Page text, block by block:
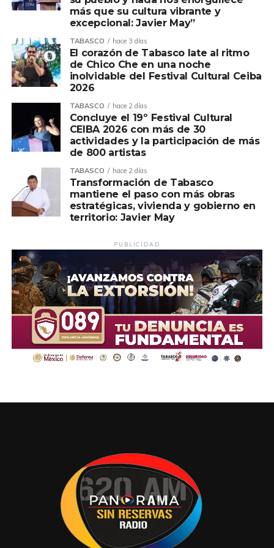
oncológica, logrando con ello disminuir la mortalidad por
Para ello, por indicaciones del gobernador del Estado,
Javier May Rodríguez, y el secretario de Salud, Alejandro
Calderón Alipi, el acceso a todos los servicios debe ser
desde el territorio, a través de la puesta en marcha de la
Unidad Móvil de Mastografía que visita las villas,
poblados, rancherías, ejidos e incluso las comunidades
ribereñas a través de las Caravanas Terrestres y
Acuáticas, las Jornadas de Atención al Pueblo, así como
coordinación con Petróleos Mexicanos.
La mastografía es el estudio radiográfico mediante el uso
de equipo especializado llamado mastógrafo, que se
detectar el cáncer en sus etapas iniciales, cuando aún no
es palpable por el personal de salud.
De acuerdo con la Organización Mundial de la Salud, de
cada 100 mastografías con resultado anormal, 40
resultan positivas a cáncer. Cabe señalar que el cáncer
de mama no puede prevenirse; la detección oportuna es
la única opción para poder descubrir a tiempo esta
enfermedad, lo que significa que, para disminuir las
próximamente en los municipios de Comalcalco,
Cunduacán, Jalapa y Emiliano Zapata, con el propósito de
continuar acercando los servicios de prevención y
diagnóstico oportuno a las mujeres de todo el estado.
Ante esta situación, se invita a las mujeres tabasqueñas
más que su cultura vibrante y
excepcional: Javier May”
TABASCO hace 3 días
El corazón de Tabasco late al ritmo
de Chico Che en una noche
inolvidable del Festival Cultural Ceiba
2026
TABASCO hace 2 días
Concluye el 19º Festival Cultural
CEIBA 2026 con más de 30
actividades y la participación de más
de 800 artistas
TABASCO hace 2 días
Transformación de Tabasco
mantiene el paso con más obras
estratégicas, vivienda y gobierno en
territorio: Javier May
PUBLICIDAD